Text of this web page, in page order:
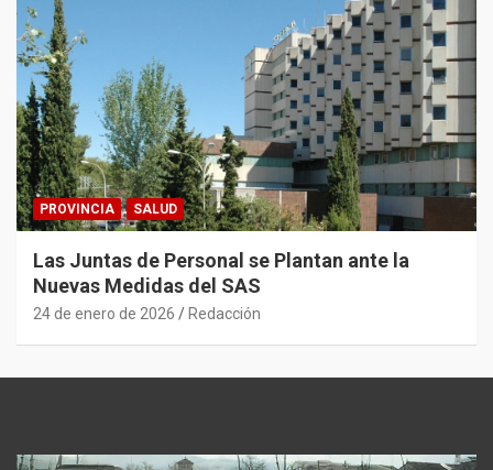
PROVINCIA SALUD
Las Juntas de Personal se Plantan ante la
Nuevas Medidas del SAS
24 de enero de 2026 Redacción